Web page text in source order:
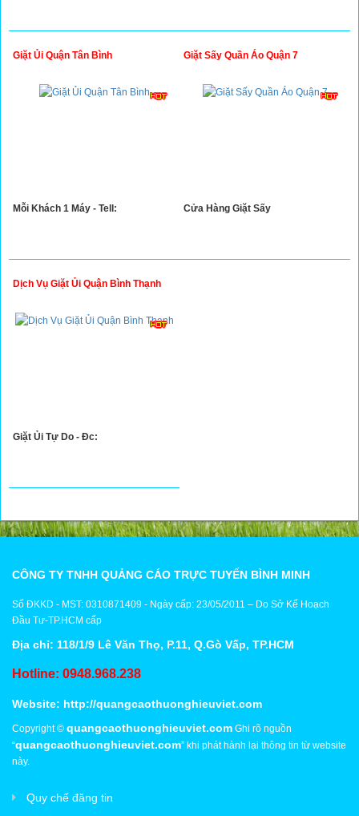
Giặt Ủi Quận Tân Bình
Mỗi Khách 1 Máy - Tell:
Giặt Sấy Quần Áo Quận 7
Cửa Hàng Giặt Sấy
Dịch Vụ Giặt Ủi Quận Bình Thạnh
Giặt Ủi Tự Do - Đc:
CÔNG TY TNHH QUẢNG CÁO TRỰC TUYẾN BÌNH MINH
Số ĐKKD - MST: 0310871409 - Ngày cấp: 23/05/2011 – Do Sở Kế Hoạch
Đầu Tư-TP.HCM cấp
Địa chỉ: 118/1/9 Lê Văn Thọ, P.11, Q.Gò Vấp, TP.HCM
Hotline: 0948.968.238
Website: http://quangcaothuonghieuviet.com
Copyright © quangcaothuonghieuviet.com Ghi rõ nguồn
“quangcaothuonghieuviet.com” khi phát hành lại thông tin từ website
này.
Quy chế đăng tin